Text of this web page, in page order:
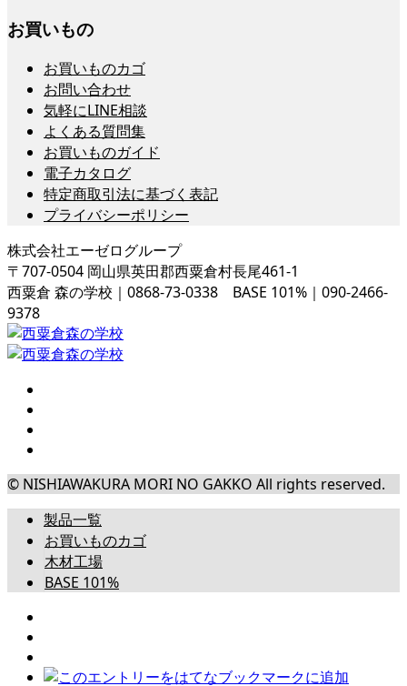
お買いもの
お買いものカゴ
お問い合わせ
気軽にLINE相談
よくある質問集
お買いものガイド
電子カタログ
特定商取引法に基づく表記
プライバシーポリシー
株式会社エーゼログループ
〒707-0504 岡山県英田郡西粟倉村長尾461-1
西粟倉 森の学校｜0868-73-0338 BASE 101%｜090-2466-
9378
© NISHIAWAKURA MORI NO GAKKO All rights reserved.
製品一覧
お買いものカゴ
木材工場
BASE 101%